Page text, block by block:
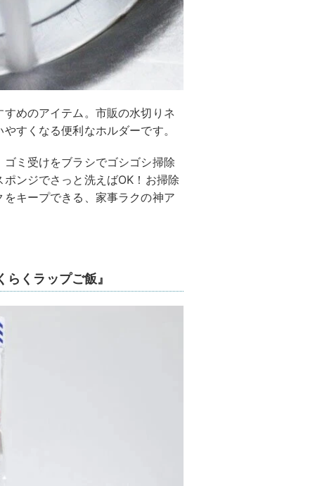
めのアイテム。市販の水切りネ
すくなる便利なホルダーです。
ミ受けをブラシでゴシゴシ掃除
ンジでさっと洗えばOK！お掃除
キープできる、家事ラクの神ア
くラップご飯』